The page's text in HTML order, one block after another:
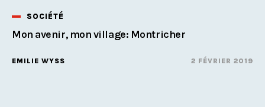
SOCIÉTÉ
Mon avenir, mon village: Montricher
EMILIE WYSS 2 FÉVRIER 2019